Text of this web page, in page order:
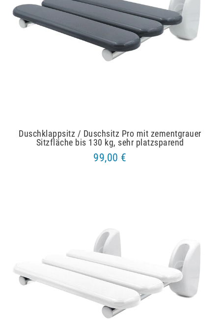
Duschklappsitz / Duschsitz Pro mit zementgrauer
Sitzfläche bis 130 kg, sehr platzsparend
99,00 €